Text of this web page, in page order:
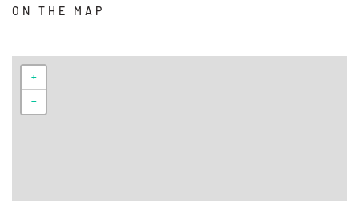
ON THE MAP
+
−